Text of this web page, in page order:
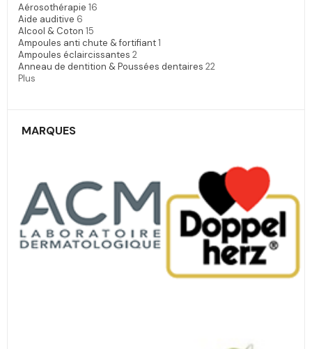
Aérosothérapie 16
Aide auditive 6
Alcool & Coton 15
Ampoules anti chute & fortifiant1
Ampoules éclaircissantes 2
Anneau de dentition & Poussées dentaires 22
Plus
MARQUES